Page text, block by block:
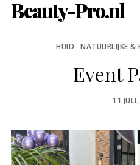
Beauty-Pro.nl
HUID NATUURLIJKE &
Event
11